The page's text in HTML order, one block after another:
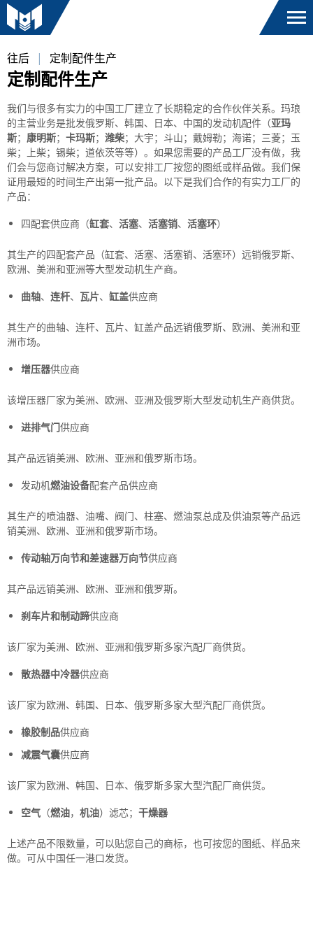
往后 定制配件生产
定制配件生产
我们与很多有实力的中国工厂建立了长期稳定的合作伙伴关系。玛琅
的主营业务是批发俄罗斯、韩国、日本、中国的发动机配件（亚玛
斯； 康明斯； 卡玛斯； 潍柴；大宇；斗山；戴姆勒；海诺；三菱；玉
柴；上柴；锡柴；道依茨等等）。如果您需要的产品工厂没有做，我
们会与您商讨解决方案，可以安排工厂按您的图纸或样品做。我们保
证用最短的时间生产出第一批产品。以下是我们合作的有实力工厂的
产品：
四配套供应商（缸套、 活塞、 活塞销、 活塞环）
其生产的四配套产品（缸套、活塞、活塞销、活塞环）远销俄罗斯、
欧洲、美洲和亚洲等大型发动机生产商。
曲轴、 连杆、 瓦片、 缸盖供应商
其生产的曲轴、连杆、瓦片、缸盖产品远销俄罗斯、欧洲、美洲和亚
洲市场。
增压器供应商
该增压器厂家为美洲、欧洲、亚洲及俄罗斯大型发动机生产商供货。
进排气门供应商
其产品远销美洲、欧洲、亚洲和俄罗斯市场。
发动机燃油设备配套产品供应商
其生产的喷油器、油嘴、阀门、柱塞、燃油泵总成及供油泵等产品远
销美洲、欧洲、亚洲和俄罗斯市场。
传动轴万向节和差速器万向节供应商
其产品远销美洲、欧洲、亚洲和俄罗斯。
刹车片和制动蹄供应商
该厂家为美洲、欧洲、亚洲和俄罗斯多家汽配厂商供货。
散热器中冷器供应商
该厂家为欧洲、韩国、日本、俄罗斯多家大型汽配厂商供货。
橡胶制品供应商
减震气囊供应商
该厂家为欧洲、韩国、日本、俄罗斯多家大型汽配厂商供货。
空气 （燃油， 机油）滤芯； 干燥器
上述产品不限数量，可以贴您自己的商标，也可按您的图纸、样品来
做。可从中国任一港口发货。